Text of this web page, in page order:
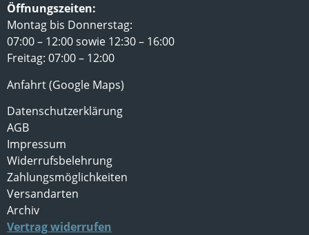
Öffnungszeiten:
Montag bis Donnerstag:
07:00 – 12:00 sowie 12:30 – 16:00
Freitag: 07:00 – 12:00
Anfahrt (Google Maps)
Datenschutzerklärung
AGB
Impressum
Widerrufsbelehrung
Zahlungsmöglichkeiten
Versandarten
Archiv
Vertrag widerrufen